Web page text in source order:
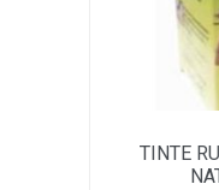
TINTE